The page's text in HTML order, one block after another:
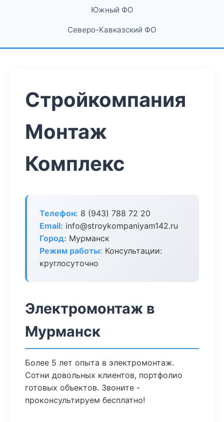
Южный ФО
Северо-Кавказский ФО
Стройкомпания
Монтаж
Комплекс
Телефон: 8 (943) 788 72 20
Email: info@stroykompaniyam142.ru
Город: Мурманск
Режим работы: Консультации:
круглосуточно
Электромонтаж в
Мурманск
Более 5 лет опыта в электромонтаж.
Сотни довольных клиентов, портфолио
готовых объектов. Звоните -
проконсультируем бесплатно!